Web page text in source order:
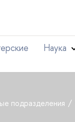
Наука
подразделения